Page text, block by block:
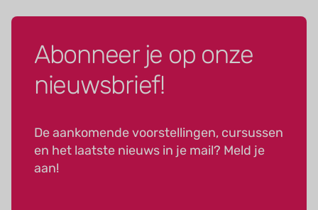
Abonneer je op onze
nieuwsbrief!
De aankomende voorstellingen, cursussen
en het laatste nieuws in je mail? Meld je
aan!